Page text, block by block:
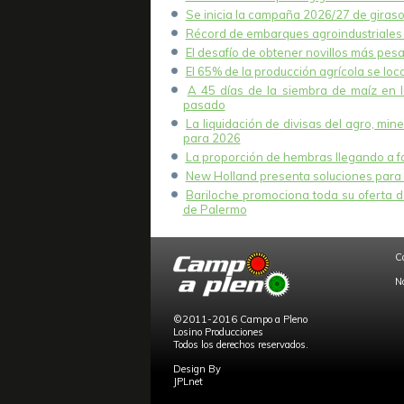
Se inicia la campaña 2026/27 de
Récord de embarques
El desafío de obtener novillos más
El 65% de la producción agrícola se
A 45 días de la siembra de maíz en
pasado
La liquidación de divisas del agro,
para 2026
La proporción de hembras llegando a
New Holland presenta soluciones
Bariloche promociona toda su oferta
de Palermo
©2011-2016 Campo a Pleno
Losino Producciones
Todos los derechos reservados.
Design By
JPLnet